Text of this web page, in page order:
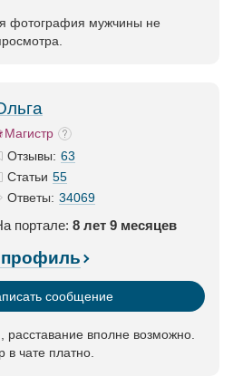
фотография мужчины не
Магистр
Отзывы: 63
Статьи 55
Ответы: 34069
портале: 8 лет 9 месяцев
сообщение
расставание вполне возможно.
чате платно.